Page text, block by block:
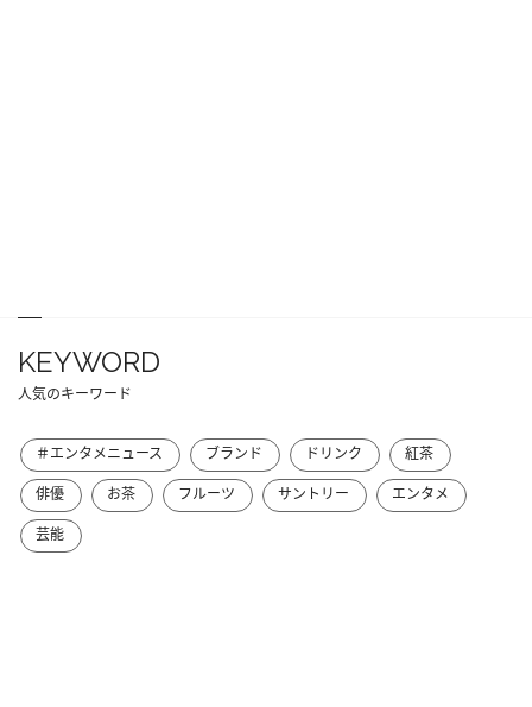
KEYWORD
人気のキーワード
＃エンタメニュース ブランド ドリンク
紅茶
俳優
お茶 フルーツ サントリー
エンタメ
芸能